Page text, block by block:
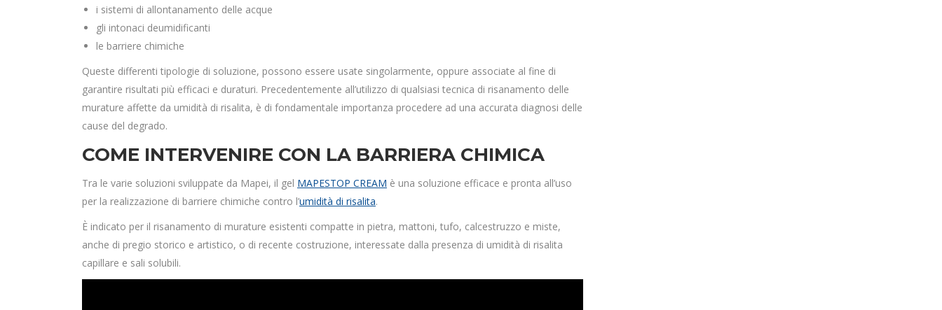
i sistemi di allontanamento delle acque
gli intonaci deumidificanti
le barriere chimiche
Queste differenti tipologie di soluzione, possono essere usate singolarmente, oppure associate al fine di
garantire risultati più efficaci e duraturi. Precedentemente all’utilizzo di qualsiasi tecnica di risanamento delle
murature affette da umidità di risalita, è di fondamentale importanza procedere ad una accurata diagnosi delle
cause del degrado.
COME INTERVENIRE CON LA BARRIERA CHIMICA
Tra le varie soluzioni sviluppate da Mapei, il gel MAPESTOP CREAM è una soluzione efficace e pronta all’uso
per la realizzazione di barriere chimiche contro l’umidità di risalita.
È indicato per il risanamento di murature esistenti compatte in pietra, mattoni, tufo, calcestruzzo e miste,
anche di pregio storico e artistico, o di recente costruzione, interessate dalla presenza di umidità di risalita
capillare e sali solubili.